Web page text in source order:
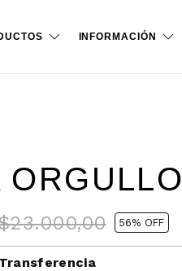
INFORMACIÓN
ORGULLO
56% OFF
Transferencia